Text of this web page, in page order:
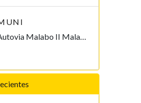
Autovia Malabo II Malabo, Bioko Norte , Guinea Ecuatorial